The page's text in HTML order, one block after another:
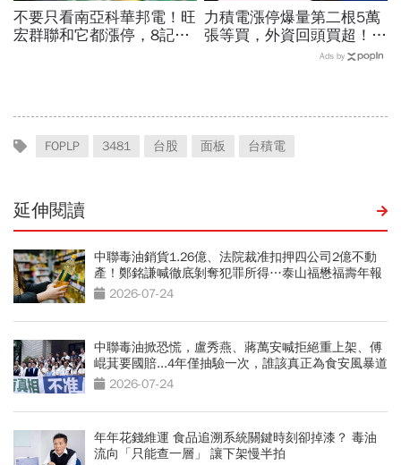
不要只看南亞科華邦電！旺
宏群聯和它都漲停，8記憶
力積電漲停爆量第二根5萬
張等買，外資回頭買超！華
邦電、南亞科、旺宏都狂飆
Ads by
FOPLP 3481 台股 面板 台積電
延伸閱讀
中聯毒油銷貨1.26億、法院裁准扣押四公司2億不動
產！鄭銘謙喊徹底剝奪犯罪所得…泰山福懋福壽年報
一窺水多深
2026-07-24
中聯毒油掀恐慌，盧秀燕、蔣萬安喊拒絕重上架、傅
崐萁要國賠...4年僅抽驗一次，誰該真正為食安風暴道
歉 2026-07-24
年年花錢維運 食品追溯系統關鍵時刻卻掉漆？ 毒油
流向「只能查一層」 讓下架慢半拍